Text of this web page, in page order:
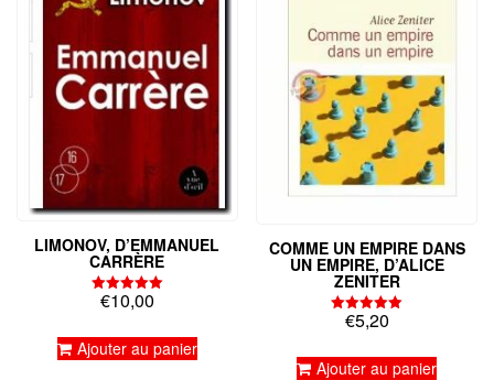
LIMONOV, D’EMMANUEL
CARRÈRE
Note
5.00
€10,00
Ajouter au panier
COMME UN EMPIRE DANS
UN EMPIRE, D’ALICE
ZENITER
Note
5.00
€5,20
Ajouter au panier